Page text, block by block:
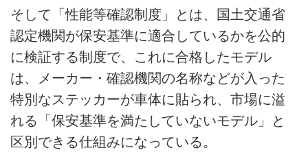
そして「性能等確認制度」とは、国土交通省
認定機関が保安基準に適合しているかを公的
に検証する制度で、これに合格したモデル
は、メーカー・確認機関の名称などが入った
特別なステッカーが車体に貼られ、市場に溢
れる「保安基準を満たしていないモデル」と
区別できる仕組みになっている。